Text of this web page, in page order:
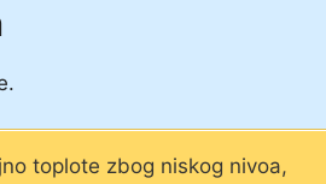
toplote zbog niskog nivoa,